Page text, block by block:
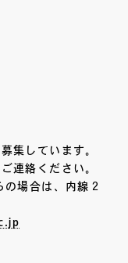
集しています。
連絡ください。
場合は、内線２